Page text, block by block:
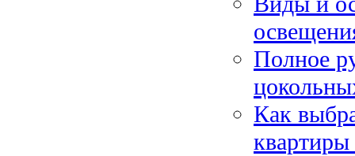
Полное
Как
квартиры